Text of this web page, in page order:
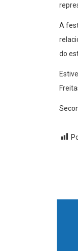
A
do